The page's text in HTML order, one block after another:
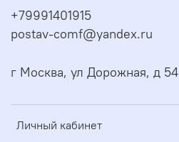
Личный кабинет
+79991401915
postav-comf@yandex.ru
г Москва, ул Дорожная, д 54